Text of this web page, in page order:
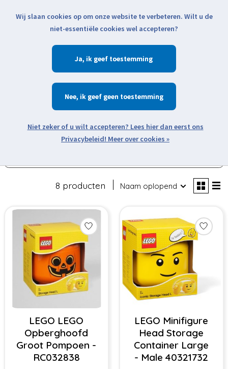
Klik voor actuele verzendinformatie...
Verlanglijst
Zoeken
Open webshop menu
8 producten Naam oplopend
LEGO LEGO
Opberghoofd
Groot Pompoen -
RC032838
LEGO Minifigure
Head Storage
Container Large
- Male 40321732
Wij slaan cookies op om onze website te verbeteren. Wilt u de
niet-essentiële cookies wel accepteren?
Ja
Nee
Meer over cookies »